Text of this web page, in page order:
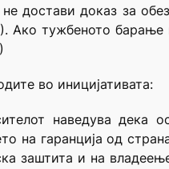
достави доказ за
Ако тужбеното барање
во иницијативата:
наведува дека
на гаранција од
заштита и на